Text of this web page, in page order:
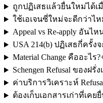
ถูกปฏิเสธแล้วยื่นใหม่ได้เ
ใช้เอเจนซี่ใหม่จะดีกว่าไห
Appeal vs Re-apply อันไห
USA 214(b) ปฏิเสธกี่ครั้งจ
Material Change คืออะไร?
Schengen Refusal ของฝ
ค่าบริการวิเคราะห์
ต้องเก็บเอกสารเก่าที่เคย